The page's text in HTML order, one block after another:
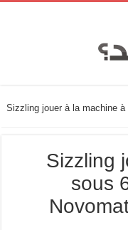
Sizzling jouer à la machine
Sizzling
sous